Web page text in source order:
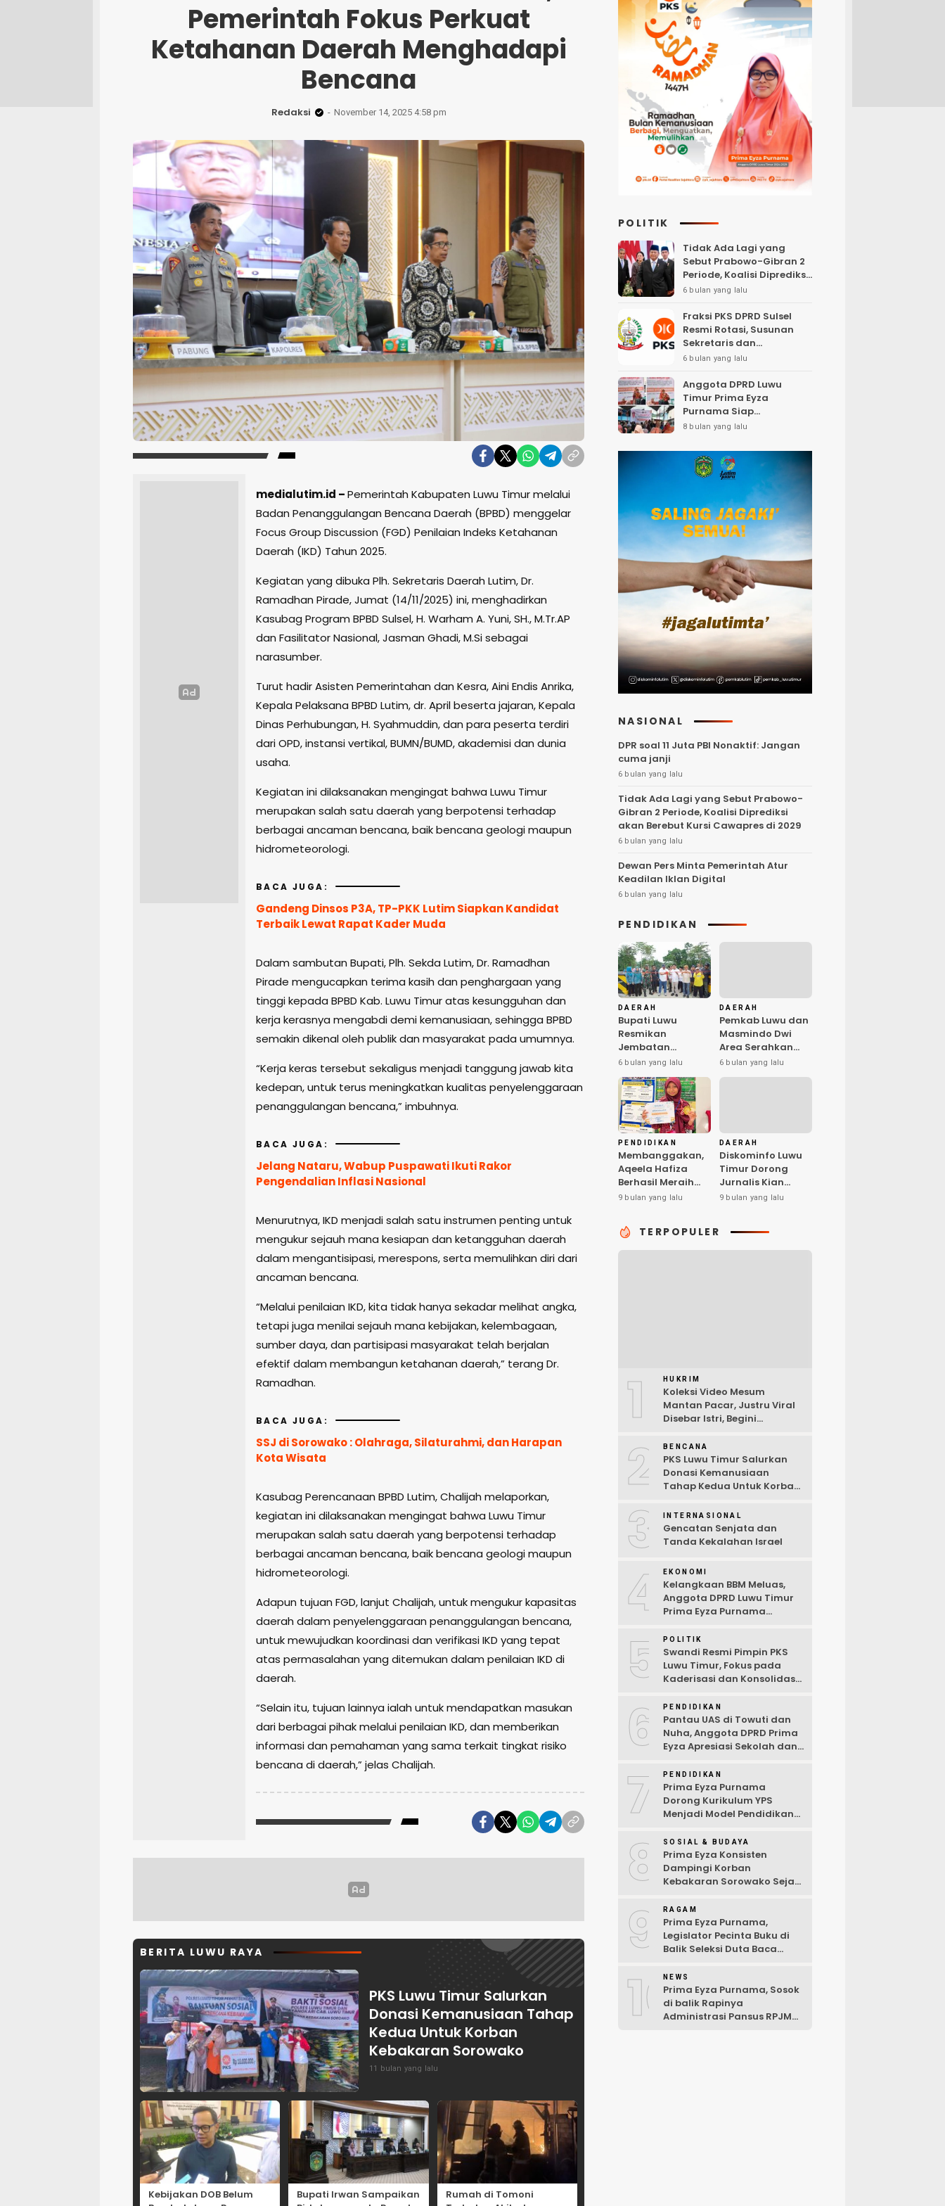
Pemerintah Fokus Perkuat
Ketahanan Daerah Menghadapi
Bencana
Redaksi November 14, 2025 4:58 pm
medialutim.id –Pemerintah Kabupaten Luwu Timur melalui
Badan Penanggulangan Bencana Daerah (BPBD) menggelar
Focus Group Discussion (FGD) Penilaian Indeks Ketahanan
Daerah (IKD) Tahun 2025.
Kegiatan yang dibuka Plh. Sekretaris Daerah Lutim, Dr.
Ramadhan Pirade, Jumat (14/11/2025) ini, menghadirkan
Kasubag Program BPBD Sulsel, H. Warham A. Yuni, SH., M.Tr.AP
dan Fasilitator Nasional, Jasman Ghadi, M.Si sebagai
narasumber.
Turut hadir Asisten Pemerintahan dan Kesra, Aini Endis Anrika,
Kepala Pelaksana BPBD Lutim, dr. April beserta jajaran, Kepala
Dinas Perhubungan, H. Syahmuddin, dan para peserta terdiri
dari OPD, instansi vertikal, BUMN/BUMD, akademisi dan dunia
usaha.
Kegiatan ini dilaksanakan mengingat bahwa Luwu Timur
merupakan salah satu daerah yang berpotensi terhadap
berbagai ancaman bencana, baik bencana geologi maupun
hidrometeorologi.
BACA JUGA:
Gandeng Dinsos P3A, TP-PKK Lutim Siapkan Kandidat
Terbaik Lewat Rapat Kader Muda
Dalam sambutan Bupati, Plh. Sekda Lutim, Dr. Ramadhan
Pirade mengucapkan terima kasih dan penghargaan yang
tinggi kepada BPBD Kab. Luwu Timur atas kesungguhan dan
kerja kerasnya mengabdi demi kemanusiaan, sehingga BPBD
semakin dikenal oleh publik dan masyarakat pada umumnya.
“Kerja keras tersebut sekaligus menjadi tanggung jawab kita
kedepan, untuk terus meningkatkan kualitas penyelenggaraan
penanggulangan bencana,” imbuhnya.
BACA JUGA:
Jelang Nataru, Wabup Puspawati Ikuti Rakor
Pengendalian Inflasi Nasional
Menurutnya, IKD menjadi salah satu instrumen penting untuk
mengukur sejauh mana kesiapan dan ketangguhan daerah
dalam mengantisipasi, merespons, serta memulihkan diri dari
ancaman bencana.
“Melalui penilaian IKD, kita tidak hanya sekadar melihat angka,
tetapi juga menilai sejauh mana kebijakan, kelembagaan,
sumber daya, dan partisipasi masyarakat telah berjalan
efektif dalam membangun ketahanan daerah,” terang Dr.
Ramadhan.
BACA JUGA:
SSJ di Sorowako : Olahraga, Silaturahmi, dan Harapan
Kota Wisata
Kasubag Perencanaan BPBD Lutim, Chalijah melaporkan,
kegiatan ini dilaksanakan mengingat bahwa Luwu Timur
merupakan salah satu daerah yang berpotensi terhadap
berbagai ancaman bencana, baik bencana geologi maupun
hidrometeorologi.
Adapun tujuan FGD, lanjut Chalijah, untuk mengukur kapasitas
daerah dalam penyelenggaraan penanggulangan bencana,
untuk mewujudkan koordinasi dan verifikasi IKD yang tepat
atas permasalahan yang ditemukan dalam penilaian IKD di
daerah.
“Selain itu, tujuan lainnya ialah untuk mendapatkan masukan
dari berbagai pihak melalui penilaian IKD, dan memberikan
informasi dan pemahaman yang sama terkait tingkat risiko
bencana di daerah,” jelas Chalijah.
BERITA LUWU RAYA
PKS Luwu Timur Salurkan
Donasi Kemanusiaan Tahap
Kedua Untuk Korban
Kebakaran Sorowako
11 bulan yang lalu
Kebijakan DOB Belum
Bupati Irwan Sampaikan
Rumah di Tomoni
POLITIK
Tidak Ada Lagi yang
Sebut Prabowo-Gibran 2
Periode, Koalisi Diprediksi
akan Berebut Kursi
6 bulan yang lalu
Fraksi PKS DPRD Sulsel
Resmi Rotasi, Susunan
Sekretaris dan
Bendahara Bergeser
6 bulan yang lalu
Anggota DPRD Luwu
Timur Prima Eyza
Purnama Siap
Perjuangkan Insentif
8 bulan yang lalu
NASIONAL
DPR soal 11 Juta PBI Nonaktif: Jangan
cuma janji
6 bulan yang lalu
Tidak Ada Lagi yang Sebut Prabowo-
Gibran 2 Periode, Koalisi Diprediksi
akan Berebut Kursi Cawapres di 2029
6 bulan yang lalu
Dewan Pers Minta Pemerintah Atur
Keadilan Iklan Digital
6 bulan yang lalu
PENDIDIKAN
DAERAH
Bupati Luwu
Resmikan
Jembatan
Salubua–Kaili,
Konektivitas Suli
Barat
6 bulan yang lalu
DAERAH
Pemkab Luwu dan
Masmindo Dwi
Area Serahkan
Fasilitas
6 bulan yang lalu
PENDIDIKAN
Membanggakan,
Aqeela Hafiza
Berhasil Meraih
Predikat Penyaji
di Surabaya
9 bulan yang lalu
DAERAH
Diskominfo Luwu
Timur Dorong
Jurnalis Kian
Kompeten di Era
9 bulan yang lalu
TERPOPULER
1 HUKRIM
Koleksi Video Mesum
Mantan Pacar, Justru Viral
Disebar Istri, Begini
2 BENCANA
PKS Luwu Timur Salurkan
Donasi Kemanusiaan
Tahap Kedua Untuk Korban
3 INTERNASIONAL
Gencatan Senjata dan
Tanda Kekalahan Israel
4 EKONOMI
Kelangkaan BBM Meluas,
Anggota DPRD Luwu Timur
Prima Eyza Purnama
Terbuka
5 POLITIK
Swandi Resmi Pimpin PKS
Luwu Timur, Fokus pada
Kaderisasi dan Konsolidasi
6 PENDIDIKAN
Pantau UAS di Towuti dan
Nuha, Anggota DPRD Prima
Eyza Apresiasi Sekolah dan
Digital
7 PENDIDIKAN
Prima Eyza Purnama
Dorong Kurikulum YPS
Menjadi Model Pendidikan
8 SOSIAL & BUDAYA
Prima Eyza Konsisten
Dampingi Korban
Kebakaran Sorowako Sejak
9 RAGAM
Prima Eyza Purnama,
Legislator Pecinta Buku di
Balik Seleksi Duta Baca
10NEWS
Prima Eyza Purnama, Sosok
di balik Rapinya
Administrasi Pansus RPJMD